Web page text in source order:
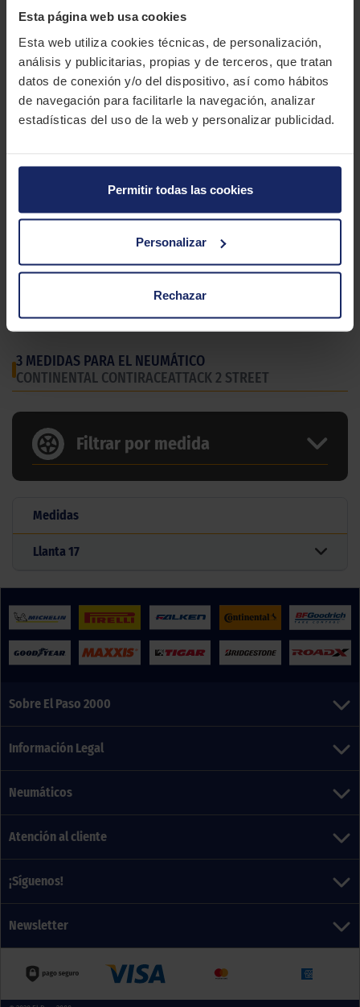
Esta página web usa cookies
Esta web utiliza cookies técnicas, de personalización,
análisis y publicitarias, propias y de terceros, que tratan
datos de conexión y/o del dispositivo, así como hábitos
de navegación para facilitarle la navegación, analizar
estadísticas del uso de la web y personalizar publicidad.
Permitir todas las cookies
Personalizar
Rechazar
diversas superficies, respaldado por una banda de rodadura
sin surcos en el hombro que optimiza el agarre en ángulos de
inclinación extremos. Con una construcción de carcasa especial
y la tecnología GripLimitFeedback, brinda confianza en
condiciones complicadas. Perfectamente adecuado para
circuitos con la opción de ajustar bajas presiones y compatible
con calentadores, el CONTIRACEATTACK 2 STREET ofrece una
Tipo
Racing
3 MEDIDAS PARA EL NEUMÁTICO
CONTINENTAL CONTIRACEATTACK 2 STREET
Filtrar por medida
Medidas
Llanta17
Sobre El Paso 2000
Información Legal
Neumáticos
Atención al cliente
¡Síguenos!
Newsletter